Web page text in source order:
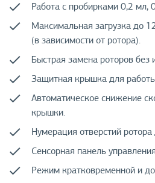
Работа с пробирками 0,2 мл,
Максимальная загрузка до
(в зависимости от ротора).
Быстрая замена роторов без
Защитная крышка для
Автоматическое снижение
крышки.
Нумерация отверстий
Сенсорная панель
Режим кратковременной и